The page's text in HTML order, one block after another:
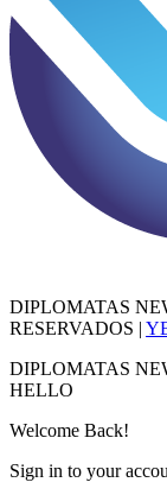
DIPLOMATAS
RESERVADOS |
DIPLOMATAS
HELLO
Welcome Back!
Sign in to your